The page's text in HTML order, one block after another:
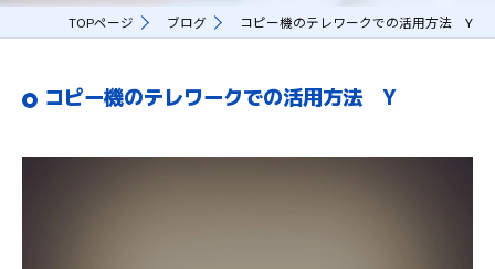
TOPページ ブログ コピー機のテレワークでの活用方法 Y
コピー機のテレワークでの活用方法 Y